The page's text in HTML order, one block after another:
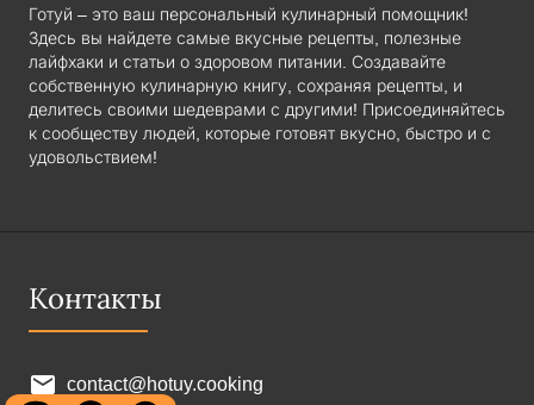
Готуй – это ваш персональный кулинарный помощник!
Здесь вы найдете самые вкусные рецепты, полезные
лайфхаки и статьи о здоровом питании. Создавайте
собственную кулинарную книгу, сохраняя рецепты, и
делитесь своими шедеврами с другими! Присоединяйтесь
к сообществу людей, которые готовят вкусно, быстро и с
удовольствием!
Контакты
contact@hotuy.cooking